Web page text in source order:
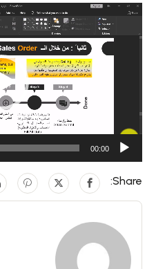
مشغل
00:00
Share: